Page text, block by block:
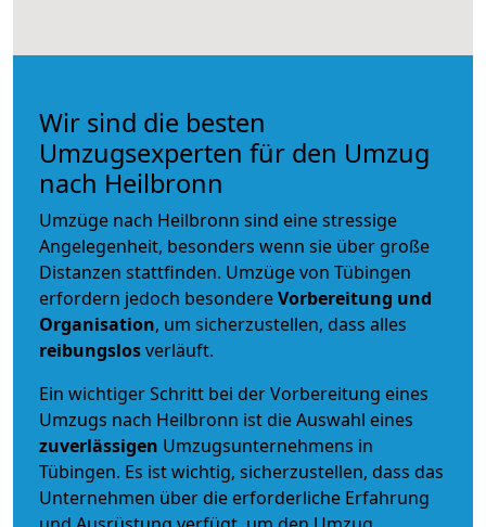
Wir sind die besten
Umzugsexperten für den Umzug
nach Heilbronn
Umzüge nach Heilbronn sind eine stressige
Angelegenheit, besonders wenn sie über große
Distanzen stattfinden. Umzüge von Tübingen
erfordern jedoch besondereVorbereitung und
Organisation, um sicherzustellen, dass alles
reibungslosverläuft.
Ein wichtiger Schritt bei der Vorbereitung eines
Umzugs nach Heilbronn ist die Auswahl eines
zuverlässigen Umzugsunternehmens in
Tübingen. Es ist wichtig, sicherzustellen, dass das
Unternehmen über die erforderliche Erfahrung